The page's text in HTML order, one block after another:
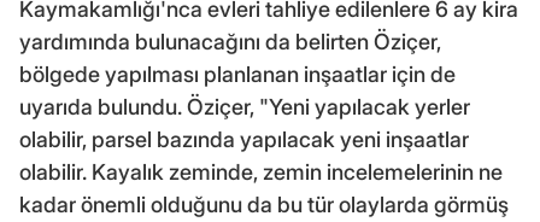
Kaymakamlığı'nca evleri tahliye edilenlere 6 ay kira
yardımında bulunacağını da belirten Öziçer,
bölgede yapılması planlanan inşaatlar için de
uyarıda bulundu. Öziçer, "Yeni yapılacak yerler
olabilir, parsel bazında yapılacak yeni inşaatlar
olabilir. Kayalık zeminde, zemin incelemelerinin ne
kadar önemli olduğunu da bu tür olaylarda görmüş